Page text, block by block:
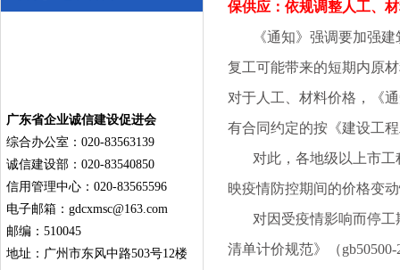
广东省企业诚信建设促进会
综合办公室：020-83563139
诚信建设部：020-83540850
信用管理中心：020-83565596
电子邮箱： gdcxmsc@163.com
邮编：510045
地址：广州市东风中路503号12楼
保供应：依规调整人工、
《通知》强调要加强建
复工可能带来的短期内原
对于人工、材料价格，《
有合同约定的按《建设工
对此，各地级以上市工
映疫情防控期间的价格变
对因受疫情影响而停工
清单计价规范》（